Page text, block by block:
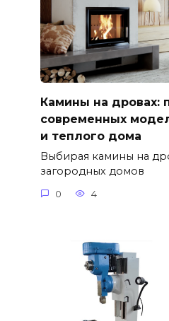
Камины на дровах:
современных
и теплого дома
Выбирая камины на
загородных домов
0 4